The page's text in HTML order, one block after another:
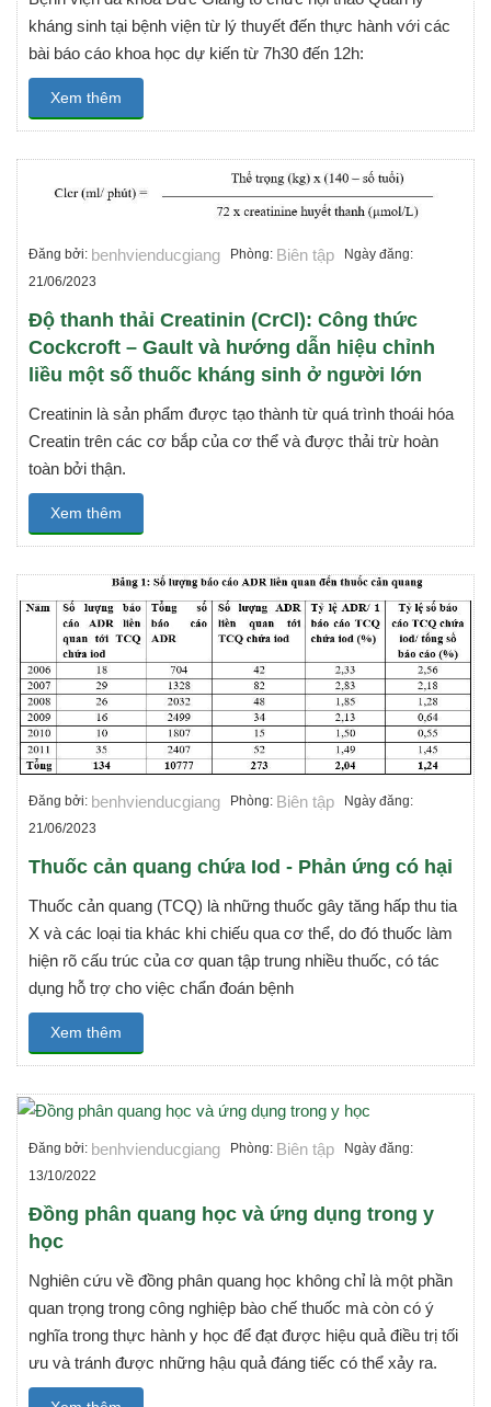
kháng sinh tại bệnh viện từ lý thuyết đến thực hành với các
bài báo cáo khoa học dự kiến từ 7h30 đến 12h:
Xem thêm
Đăng bởi: benhvienducgiang Phòng: Biên tập Ngày đăng:
21/06/2023
Độ thanh thải Creatinin (CrCl): Công thức
Cockcroft – Gault và hướng dẫn hiệu chỉnh
liều một số thuốc kháng sinh ở người lớn
Creatinin là sản phẩm được tạo thành từ quá trình thoái hóa
Creatin trên các cơ bắp của cơ thể và được thải trừ hoàn
toàn bởi thận.
Xem thêm
Đăng bởi: benhvienducgiang Phòng: Biên tập Ngày đăng:
21/06/2023
Thuốc cản quang chứa Iod - Phản ứng có hại
Thuốc cản quang (TCQ) là những thuốc gây tăng hấp thu tia
X và các loại tia khác khi chiếu qua cơ thể, do đó thuốc làm
hiện rõ cấu trúc của cơ quan tập trung nhiều thuốc, có tác
dụng hỗ trợ cho việc chẩn đoán bệnh
Xem thêm
Đăng bởi: benhvienducgiang Phòng: Biên tập Ngày đăng:
13/10/2022
Đồng phân quang học và ứng dụng trong y
học
Nghiên cứu về đồng phân quang học không chỉ là một phần
quan trọng trong công nghiệp bào chế thuốc mà còn có ý
nghĩa trong thực hành y học để đạt được hiệu quả điều trị tối
ưu và tránh được những hậu quả đáng tiếc có thể xảy ra.